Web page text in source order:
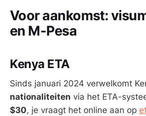
Voor aankomst:
en M-Pesa
Kenya ETA
Sinds januari 2024 verwelkomt
nationaliteiten via het ETA-
$30, je vraagt het online aan op